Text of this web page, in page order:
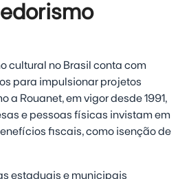
cultural no Brasil conta com
para impulsionar projetos
a Rouanet, em vigor desde 1991,
e pessoas físicas invistam em
fiscais, como isenção de
estaduais e municipais